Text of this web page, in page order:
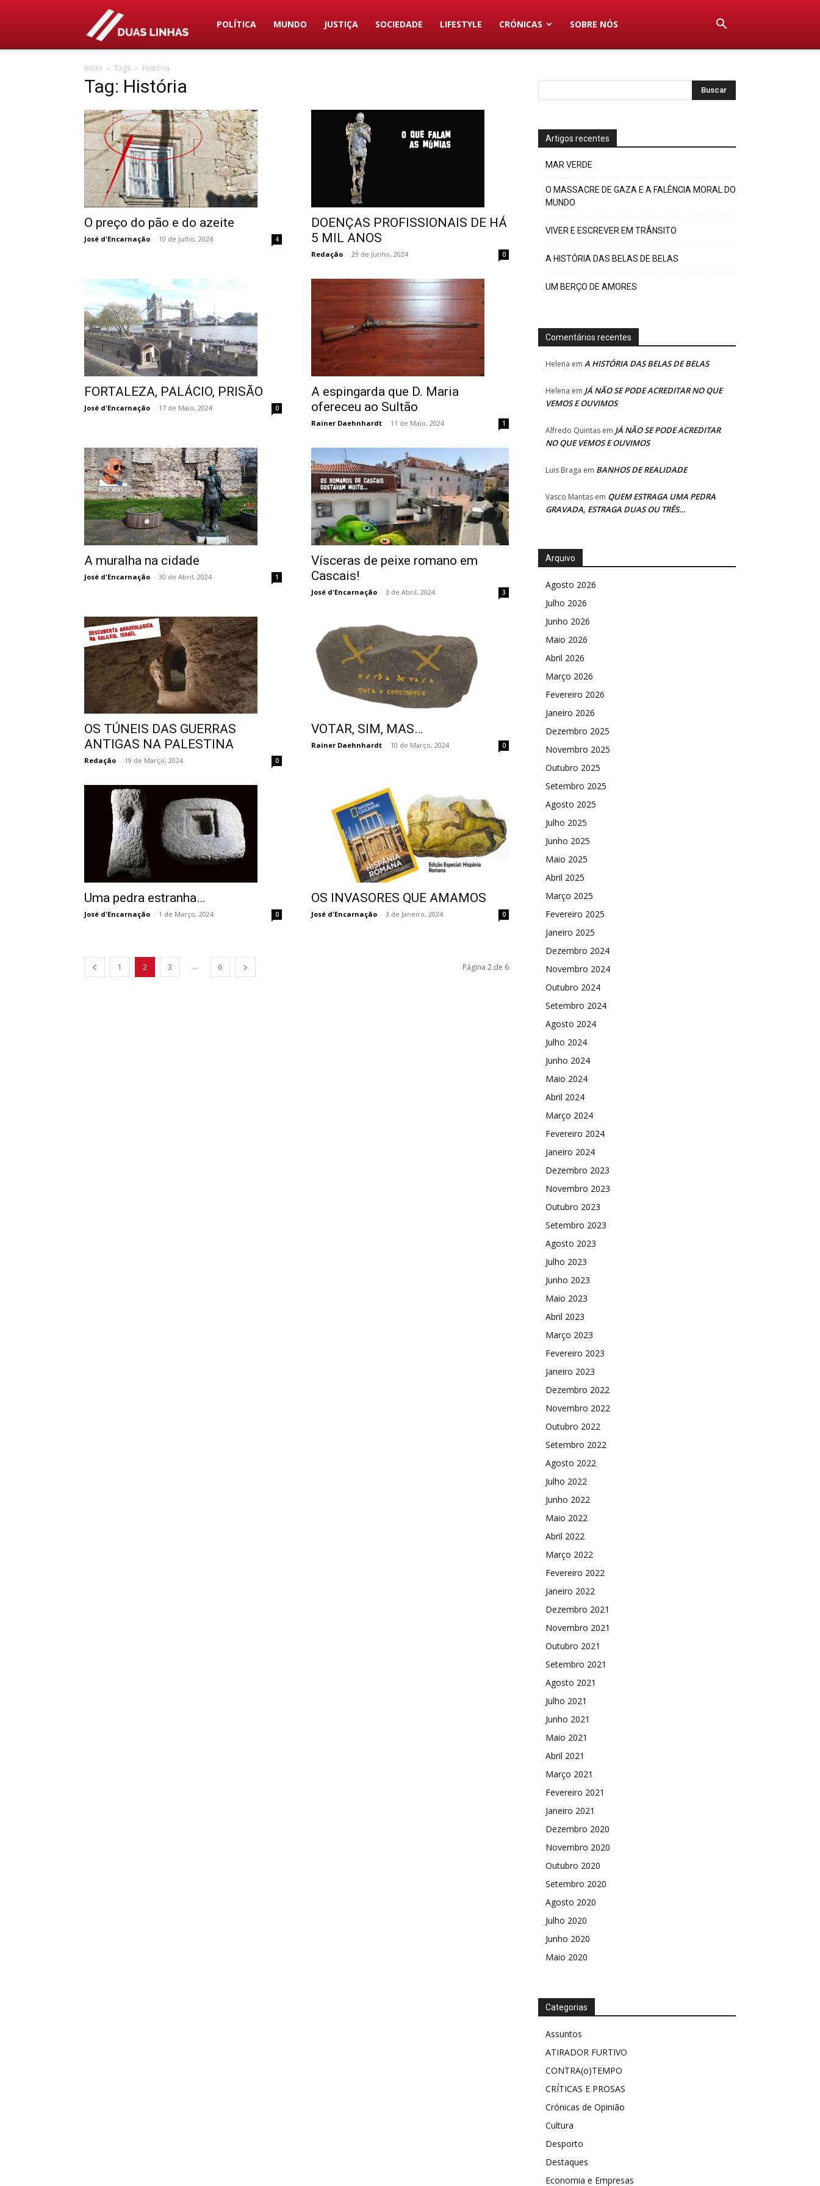
Duas
POLÍTICA MUNDO JUSTIÇA SOCIEDADE LIFESTYLE CRÓNICAS SOBRE NÓS
Início Tags História
Tag: História
O preço do pão e do azeite
José d'Encarnação - 10 de Julho, 2024 4
DOENÇAS PROFISSIONAIS DE HÁ
5 MIL ANOS
Redação - 29 de Junho, 2024 0
FORTALEZA, PALÁCIO, PRISÃO
José d'Encarnação - 17 de Maio, 2024 0
A espingarda que D. Maria
ofereceu ao Sultão
Rainer Daehnhardt - 11 de Maio, 2024 1
A muralha na cidade
José d'Encarnação - 30 de Abril, 2024 1
Vísceras de peixe romano em
Cascais!
José d'Encarnação - 3 de Abril, 2024 3
OS TÚNEIS DAS GUERRAS
ANTIGAS NA PALESTINA
Redação - 19 de Março, 2024 0
VOTAR, SIM, MAS…
Rainer Daehnhardt - 10 de Março, 2024 0
Uma pedra estranha…
José d'Encarnação - 1 de Março, 2024 0
OS INVASORES QUE AMAMOS
José d'Encarnação - 3 de Janeiro, 2024 0
1 2 3 ... 6 Página 2 de 6
Artigos recentes
MAR VERDE
O MASSACRE DE GAZA E A FALÊNCIA MORAL DO
MUNDO
VIVER E ESCREVER EM TRÂNSITO
A HISTÓRIA DAS BELAS DE BELAS
UM BERÇO DE AMORES
Comentários recentes
Helena em A HISTÓRIA DAS BELAS DE BELAS
Helena em JÁ NÃO SE PODE ACREDITAR NO QUE
VEMOS E OUVIMOS
Alfredo Quintas em JÁ NÃO SE PODE ACREDITAR
NO QUE VEMOS E OUVIMOS
Luis Braga em BANHOS DE REALIDADE
Vasco Mantas em QUEM ESTRAGA UMA PEDRA
GRAVADA, ESTRAGA DUAS OU TRÊS…
Arquivo
Agosto 2026
Julho 2026
Junho 2026
Maio 2026
Abril 2026
Março 2026
Fevereiro 2026
Janeiro 2026
Dezembro 2025
Novembro 2025
Outubro 2025
Setembro 2025
Agosto 2025
Julho 2025
Junho 2025
Maio 2025
Abril 2025
Março 2025
Fevereiro 2025
Janeiro 2025
Dezembro 2024
Novembro 2024
Outubro 2024
Setembro 2024
Agosto 2024
Julho 2024
Junho 2024
Maio 2024
Abril 2024
Março 2024
Fevereiro 2024
Janeiro 2024
Dezembro 2023
Novembro 2023
Outubro 2023
Setembro 2023
Agosto 2023
Julho 2023
Junho 2023
Maio 2023
Abril 2023
Março 2023
Fevereiro 2023
Janeiro 2023
Dezembro 2022
Novembro 2022
Outubro 2022
Setembro 2022
Agosto 2022
Julho 2022
Junho 2022
Maio 2022
Abril 2022
Março 2022
Fevereiro 2022
Janeiro 2022
Dezembro 2021
Novembro 2021
Outubro 2021
Setembro 2021
Agosto 2021
Julho 2021
Junho 2021
Maio 2021
Abril 2021
Março 2021
Fevereiro 2021
Janeiro 2021
Dezembro 2020
Novembro 2020
Outubro 2020
Setembro 2020
Agosto 2020
Julho 2020
Junho 2020
Maio 2020
Categorias
Assuntos
ATIRADOR FURTIVO
CONTRA(o)TEMPO
CRÍTICAS E PROSAS
Crónicas de Opinião
Cultura
Desporto
Destaques
Economia e Empresas